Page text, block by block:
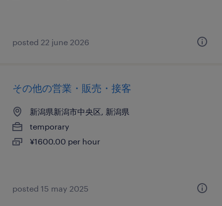
posted 22 june 2026
その他の営業・販売・接客
新潟県新潟市中央区, 新潟県
temporary
¥1600.00 per hour
posted 15 may 2025